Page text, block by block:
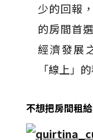
少的回報
的房間首
經濟發展
「線上」
不想把房間租